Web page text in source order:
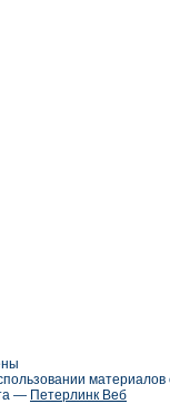
— Петерлинк Веб